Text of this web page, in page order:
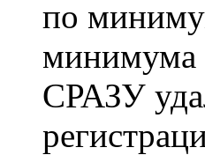
по
минимума
СРАЗУ